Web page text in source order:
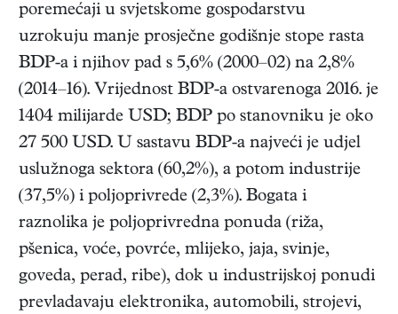
poremećaji u svjetskome gospodarstvu
uzrokuju manje prosječne godišnje stope rasta
BDP-a i njihov pad s 5,6% (2000–02) na 2,8%
(2014–16). Vrijednost BDP-a ostvarenoga 2016. je
1404 milijarde USD; BDP po stanovniku je oko
27 500 USD. U sastavu BDP-a najveći je udjel
uslužnoga sektora (60,2%), a potom industrije
(37,5%) i poljoprivrede (2,3%). Bogata i
raznolika je poljoprivredna ponuda (riža,
pšenica, voće, povrće, mlijeko, jaja, svinje,
goveda, perad, ribe), dok u industrijskoj ponudi
prevladavaju elektronika, automobili, strojevi,